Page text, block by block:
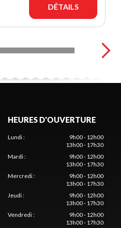
DÉTAILS
HEURES D'OUVERTURE
Lundi:
9h00 - 12h00
13h00 - 17h30
Mardi:
9h00 - 12h00
13h00 - 17h30
Mercredi:
9h00 - 12h00
13h00 - 17h30
Jeudi:
9h00 - 12h00
13h00 - 17h30
Vendredi:
9h00 - 12h00
13h00 - 17h30